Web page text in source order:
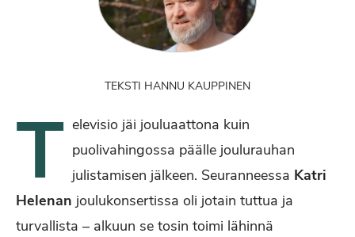
TEKSTI HANNU KAUPPINEN
T elevisio jäi jouluaattona kuin
puolivahingossa päälle joulurauhan
julistamisen jälkeen. Seuranneessa Katri
Helenan joulukonsertissa oli jotain tuttua ja
turvallista – alkuun se tosin toimi lähinnä